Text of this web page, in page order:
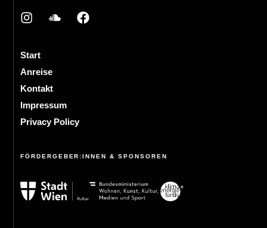
Start
Anreise
Kontakt
Impressum
Privacy Policy
FÖRDERGEBER:INNEN & SPONSOREN